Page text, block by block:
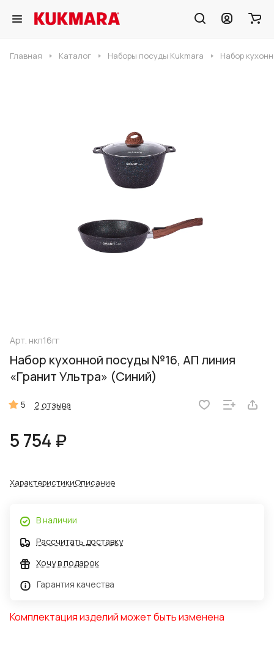
Главная Каталог Наборы посуды Kukmara Набор
Арт. нкп16гг
Набор кухонной посуды №16, АП линия
«Гранит Ультра» (Синий)
5 2 отзыва
5 754 ₽
ХарактеристикиОписание
В наличии
Рассчитать доставку
Хочу в подарок
Гарантия качества
Комплектация изделий может быть изменена